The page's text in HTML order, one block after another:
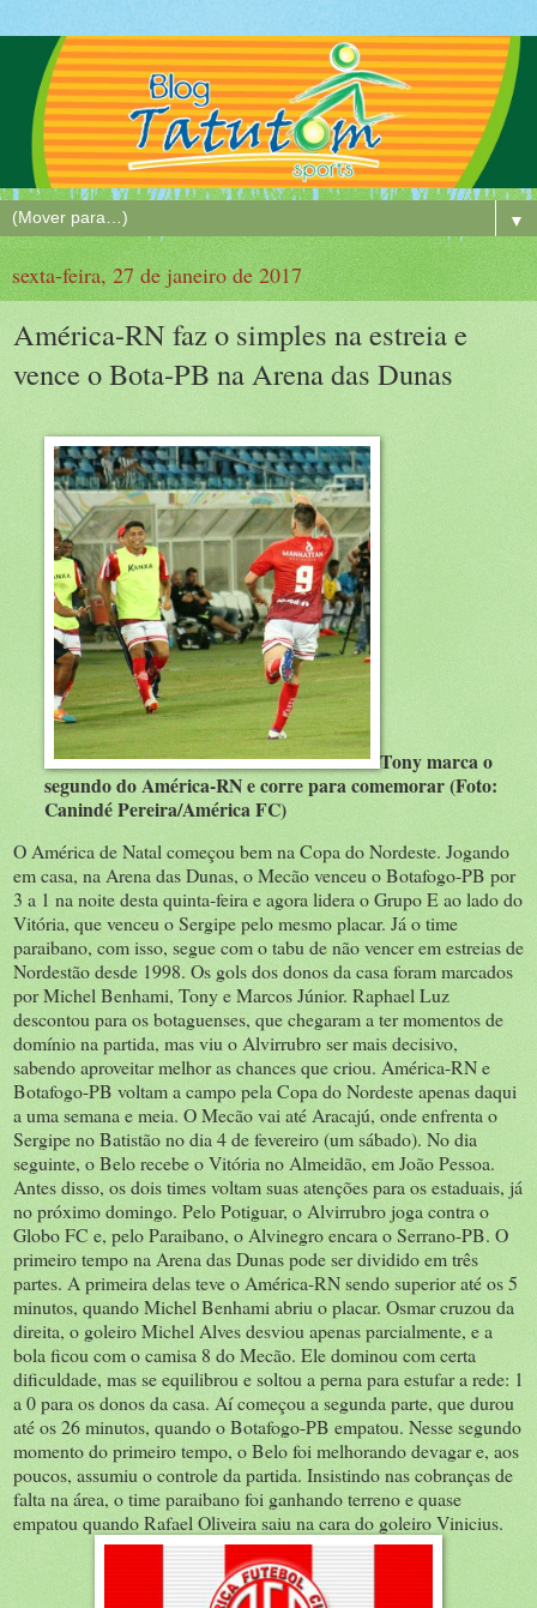
▼
sexta-feira, 27 de janeiro de 2017
América-RN faz o simples na estreia e
vence o Bota-PB na Arena das Dunas
Tony marca o
segundo do América-RN e corre para comemorar (Foto:
Canindé Pereira/América FC)
O América de Natal começou bem na Copa do Nordeste. Jogando
em casa, na Arena das Dunas, o Mecão venceu o Botafogo-PB por
3 a 1 na noite desta quinta-feira e agora lidera o Grupo E ao lado do
Vitória, que venceu o Sergipe pelo mesmo placar. Já o time
paraibano, com isso, segue com o tabu de não vencer em estreias de
Nordestão desde 1998. Os gols dos donos da casa foram marcados
por Michel Benhami, Tony e Marcos Júnior. Raphael Luz
descontou para os botaguenses, que chegaram a ter momentos de
domínio na partida, mas viu o Alvirrubro ser mais decisivo,
sabendo aproveitar melhor as chances que criou. América-RN e
Botafogo-PB voltam a campo pela Copa do Nordeste apenas daqui
a uma semana e meia. O Mecão vai até Aracajú, onde enfrenta o
Sergipe no Batistão no dia 4 de fevereiro (um sábado). No dia
seguinte, o Belo recebe o Vitória no Almeidão, em João Pessoa.
Antes disso, os dois times voltam suas atenções para os estaduais, já
no próximo domingo. Pelo Potiguar, o Alvirrubro joga contra o
Globo FC e, pelo Paraibano, o Alvinegro encara o Serrano-PB. O
primeiro tempo na Arena das Dunas pode ser dividido em três
partes. A primeira delas teve o América-RN sendo superior até os 5
minutos, quando Michel Benhami abriu o placar. Osmar cruzou da
direita, o goleiro Michel Alves desviou apenas parcialmente, e a
bola ficou com o camisa 8 do Mecão. Ele dominou com certa
dificuldade, mas se equilibrou e soltou a perna para estufar a rede: 1
a 0 para os donos da casa. Aí começou a segunda parte, que durou
até os 26 minutos, quando o Botafogo-PB empatou. Nesse segundo
momento do primeiro tempo, o Belo foi melhorando devagar e, aos
poucos, assumiu o controle da partida. Insistindo nas cobranças de
falta na área, o time paraibano foi ganhando terreno e quase
empatou quando Rafael Oliveira saiu na cara do goleiro Vinicius.